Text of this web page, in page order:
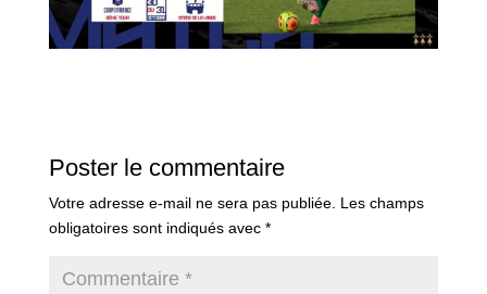
Poster le commentaire
Votre adresse e-mail ne sera pas publiée. Les champs
obligatoires sont indiqués avec *